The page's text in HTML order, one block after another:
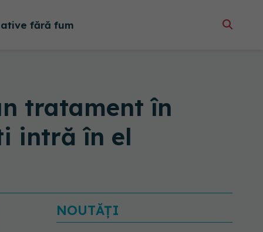
fără fum
tratament în
intră în el
NOUTĂȚI